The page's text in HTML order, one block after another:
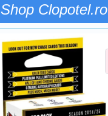
Shop Clopotel.ro